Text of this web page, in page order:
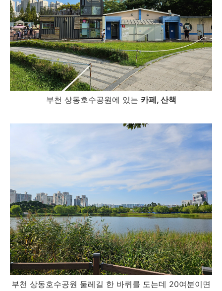
부천 상동호수공원에 있는 카페, 산책
부천 상동호수공원 둘레길 한 바퀴를 도는데 20여분이면